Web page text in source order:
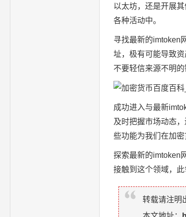
以太坊，还是开展
各种活动中。
寻找最新的imtoken
址，极有可能导致
不要轻信来源不明
成功进入与最新
及时把握市场动态
些功能为我们在加
探索最新的imtoken
接触到这个领域，此
转载请注明